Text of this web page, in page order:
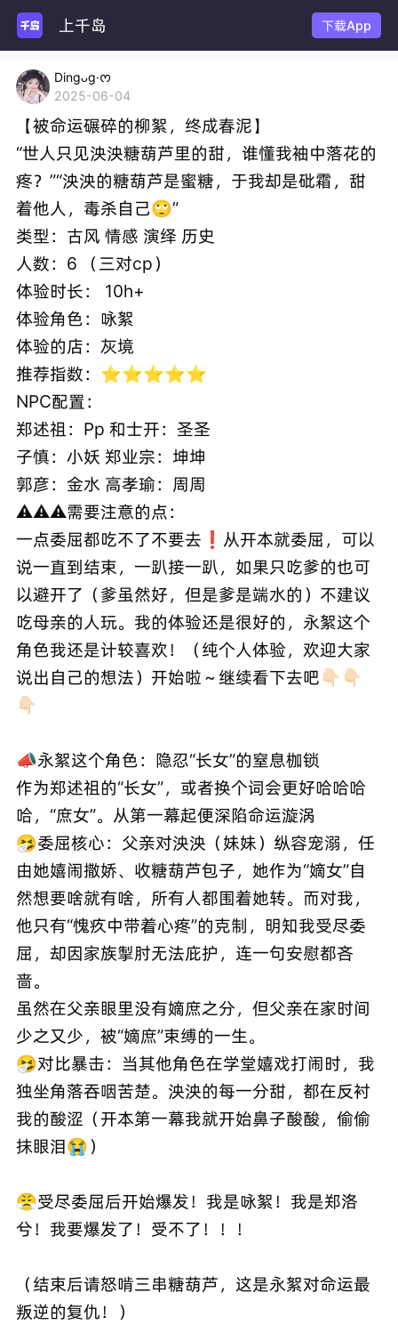
上千岛 下载App
Dingᴗg·ᰔ
2025-06-04
【被命运碾碎的柳絮，终成春泥】
“世人只见泱泱糖葫芦里的甜，谁懂我袖中落花的
疼？”“泱泱的糖葫芦是蜜糖，于我却是砒霜，甜
着他人，毒杀自己🙄”
类型：古风 情感 演绎 历史
人数：6 （三对cp）
体验时长： 10h+
体验角色：咏絮
体验的店：灰境
推荐指数：⭐⭐⭐⭐⭐
NPC配置：
郑述祖：Pp 和士开：圣圣
子慎：小妖 郑业宗：坤坤
郭彦：金水 高孝瑜：周周
⚠️⚠️⚠️需要注意的点：
一点委屈都吃不了不要去❗️从开本就委屈，可以
说一直到结束，一趴接一趴，如果只吃爹的也可
以避开了（爹虽然好，但是爹是端水的）不建议
吃母亲的人玩。我的体验还是很好的，永絮这个
角色我还是计较喜欢！（纯个人体验，欢迎大家
说出自己的想法）开始啦～继续看下去吧👇🏻👇🏻
👇🏻
📣永絮这个角色：隐忍“长女”的窒息枷锁
作为郑述祖的“长女”，或者换个词会更好哈哈哈
哈，“庶女”。从第一幕起便深陷命运漩涡
🤧委屈核心：父亲对泱泱（妹妹）纵容宠溺，任
由她嬉闹撒娇、收糖葫芦包子，她作为“嫡女”自
然想要啥就有啥，所有人都围着她转。而对我，
他只有“愧疚中带着心疼”的克制，明知我受尽委
屈，却因家族掣肘无法庇护，连一句安慰都吝
啬。
虽然在父亲眼里没有嫡庶之分，但父亲在家时间
少之又少，被“嫡庶”束缚的一生。
🤧对比暴击：当其他角色在学堂嬉戏打闹时，我
独坐角落吞咽苦楚。泱泱的每一分甜，都在反衬
我的酸涩（开本第一幕我就开始鼻子酸酸，偷偷
抹眼泪😭）
😤受尽委屈后开始爆发！我是咏絮！我是郑洛
兮！我要爆发了！受不了！！！
（结束后请怒啃三串糖葫芦，这是永絮对命运最
叛逆的复仇！）